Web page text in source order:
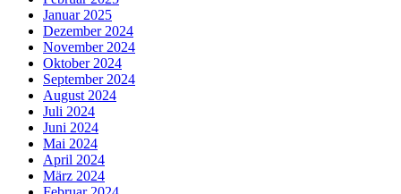
Januar 2025
Dezember 2024
November 2024
Oktober 2024
September 2024
August 2024
Juli 2024
Juni 2024
Mai 2024
April 2024
März 2024